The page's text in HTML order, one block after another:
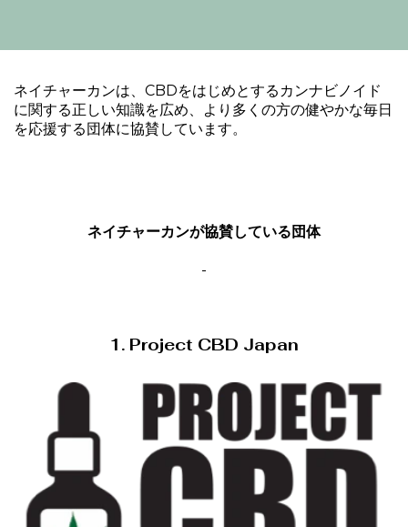
ネイチャーカンは、CBDをはじめとするカンナビノイド
に関する正しい知識を広め、より多くの方の健やかな毎日
を応援する団体に協賛しています。
ネイチャーカンが協賛している団体
-
1. Project CBD Japan